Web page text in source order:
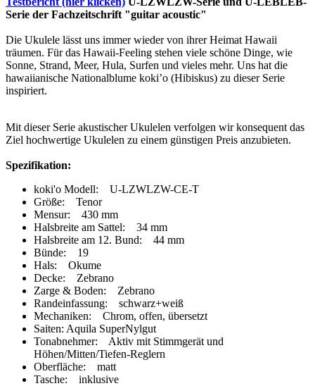
Serie der Fachzeitschrift "guitar acoustic"
Die Ukulele lässt uns immer wieder von ihrer Heimat Hawaii
träumen. Für das Hawaii-Feeling stehen viele schöne Dinge, wie
Sonne, Strand, Meer, Hula, Surfen und vieles mehr. Uns hat die
hawaiianische Nationalblume koki’o (Hibiskus) zu dieser Serie
inspiriert.
Mit dieser Serie akustischer Ukulelen verfolgen wir konsequent das
Ziel hochwertige Ukulelen zu einem günstigen Preis anzubieten.
Spezifikation:
koki'o Modell: U-LZWLZW-CE-T
Größe: Tenor
Mensur: 430 mm
Halsbreite am Sattel: 34 mm
Halsbreite am 12. Bund: 44 mm
Bünde: 19
Hals: Okume
Decke: Zebrano
Zarge & Boden: Zebrano
Randeinfassung: schwarz+weiß
Mechaniken: Chrom, offen, übersetzt
Saiten: Aquila SuperNylgut
Tonabnehmer: Aktiv mit Stimmgerät und
Höhen/Mitten/Tiefen-Reglern
Oberfläche: matt
Tasche: inklusive